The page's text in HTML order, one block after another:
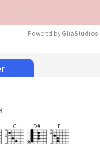
Powered by GliaStudios
C D# E